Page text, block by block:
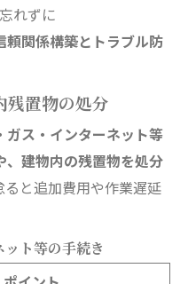
れずに
関係構築とトラブル防
残置物の処分
ガス・インターネット等
、建物内の残置物を処分
ると追加費用や作業遅延
ト等の手続き